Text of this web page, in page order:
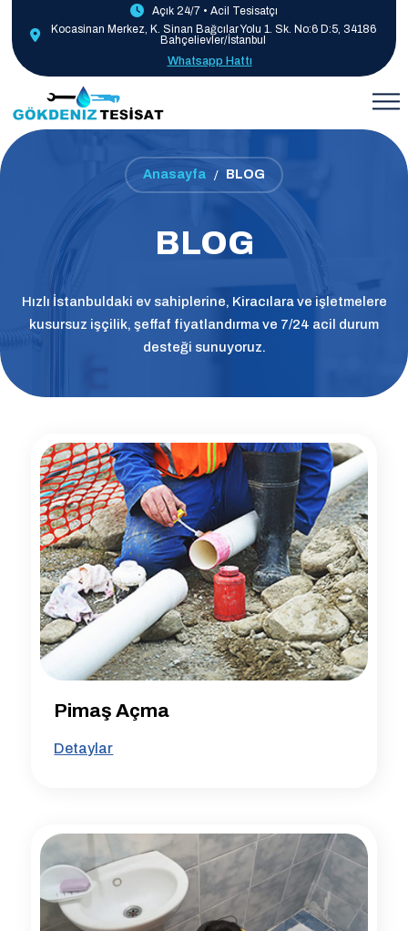
Açık 24/7 • Acil Tesisatçı
Kocasinan Merkez, K. Sinan Bağcılar Yolu 1. Sk. No:6 D:5, 34186
Bahçelievler/İstanbul
Whatsapp Hattı
Anasayfa BLOG
BLOG
Hızlı İstanbuldaki ev sahiplerine, Kiracılara ve işletmelere
kusursuz işçilik, şeffaf fiyatlandırma ve 7/24 acil durum
desteği sunuyoruz.
Pimaş Açma
Detaylar